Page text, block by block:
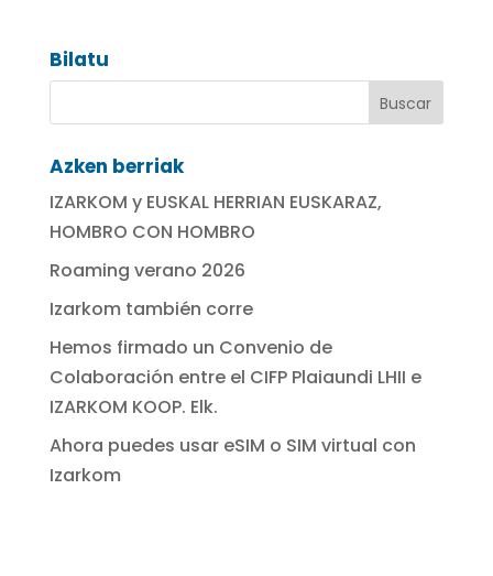
Bilatu
Azken berriak
IZARKOM y EUSKAL HERRIAN EUSKARAZ,
HOMBRO CON HOMBRO
Roaming verano 2026
Izarkom también corre
Hemos firmado un Convenio de
Colaboración entre el CIFP Plaiaundi LHII e
IZARKOM KOOP. Elk.
Ahora puedes usar eSIM o SIM virtual con
Izarkom